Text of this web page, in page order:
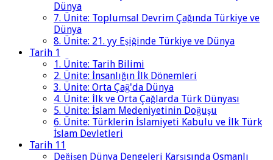
Dünya
7. Ünite: Toplumsal Devrim Çağında Türkiye ve
Dünya
8. Ünite: 21. yy Eşiğinde Türkiye ve Dünya
Tarih 1
1. Ünite: Tarih Bilimi
2. Ünite: İnsanlığın İlk Dönemleri
3. Ünite: Orta Çağ'da Dünya
4. Ünite: İlk ve Orta Çağlarda Türk Dünyası
5. Ünite: İslam Medeniyetinin Doğuşu
6. Ünite: Türklerin İslamiyeti Kabulu ve İlk Türk
İslam Devletleri
Tarih 11
Değişen Dünya Dengeleri Karşısında Osmanlı